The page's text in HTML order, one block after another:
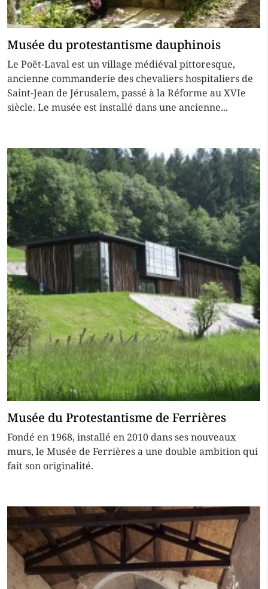
Musée du protestantisme dauphinois
Le Poët-Laval est un village médiéval pittoresque,
ancienne commanderie des chevaliers hospitaliers de
Saint-Jean de Jérusalem, passé à la Réforme au XVIe
siècle. Le musée est installé dans une ancienne...
Musée du Protestantisme de Ferrières
Fondé en 1968, installé en 2010 dans ses nouveaux
murs, le Musée de Ferrières a une double ambition qui
fait son originalité.